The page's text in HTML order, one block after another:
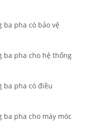
ba pha có bảo vệ
ba pha cho hệ thống
ba pha có điều
pha cho máy móc